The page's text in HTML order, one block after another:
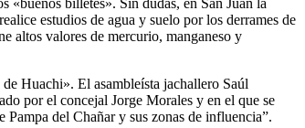
estudios de agua y suelo por los derrames de
altos valores de mercurio, manganeso y
Huachi». El asambleísta jachallero Saúl
por el concejal Jorge Morales y en el que se
del Chañar y sus zonas de influencia”.